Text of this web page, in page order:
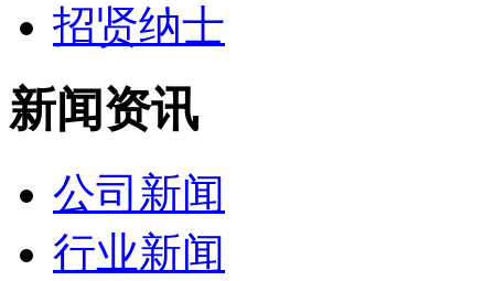
招贤纳士
新闻资讯
公司新闻
行业新闻